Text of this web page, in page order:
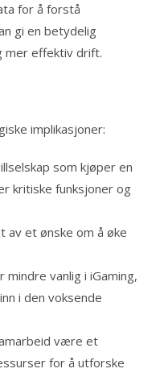
for å forstå
gi en betydelig
mer effektiv drift.
implikasjoner:
som kjøper en
kritiske funksjoner og
av et ønske om å øke
vanlig i iGaming,
i den voksende
være et
for å utforske